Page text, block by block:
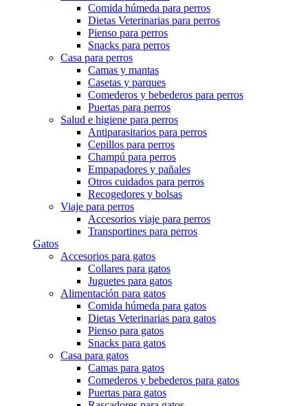
Comida húmeda para perros
Dietas Veterinarias para perros
Pienso para perros
Snacks para perros
Casa para perros
Camas y mantas
Casetas y parques
Comederos y bebederos para perros
Puertas para perros
Salud e higiene para perros
Antiparasitarios para perros
Cepillos para perros
Champú para perros
Empapadores y pañales
Otros cuidados para perros
Recogedores y bolsas
Viaje para perros
Accesorios viaje para perros
Transportines para perros
Gatos
Accesorios para gatos
Collares para gatos
Juguetes para gatos
Alimentación para gatos
Comida húmeda para gatos
Dietas Veterinarias para gatos
Pienso para gatos
Snacks para gatos
Casa para gatos
Camas para gatos
Comederos y bebederos para gatos
Puertas para gatos